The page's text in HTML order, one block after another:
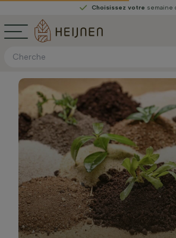
Choisissez votresemaine de